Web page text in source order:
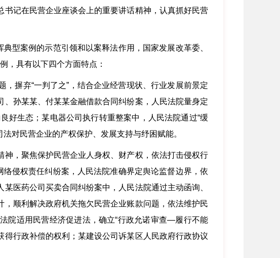
记在民营企业座谈会上的重要讲话精神，认真抓好民营
案例的示范引领和以案释法作用，国家发展改革委、
，具有以下四个方面特点：
，摒弃“一判了之”，结合企业经营现状、行业发展前景定
孙某某、付某某金融借款合同纠纷案，人民法院量身定
好生态；某电器公司执行转重整案中，人民法院通过“缓
对民营企业的产权保护、发展支持与纾困赋能。
神，聚焦保护民营企业人身权、财产权，依法打击侵权行
侵权责任纠纷案，人民法院准确界定舆论监督边界，依
医药公司买卖合同纠纷案中，人民法院通过主动函询、
顺利解决政府机关拖欠民营企业账款问题，依法维护民
院适用民营经济促进法，确立“行政允诺审查—履行不能
行政补偿的权利；某建设公司诉某区人民政府行政协议